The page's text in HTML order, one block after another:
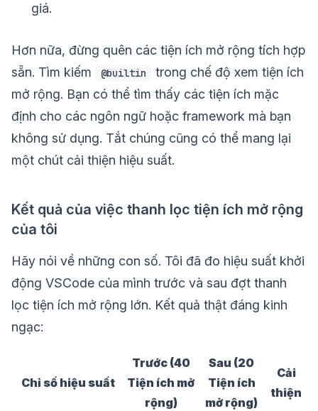
giá.
Hơn nữa, đừng quên các tiện ích mở rộng tích hợp
sẵn. Tìm kiếm
@builtin
trong chế độ xem tiện ích
mở rộng. Bạn có thể tìm thấy các tiện ích mặc
định cho các ngôn ngữ hoặc framework mà bạn
không sử dụng. Tắt chúng cũng có thể mang lại
một chút cải thiện hiệu suất.
Kết quả của việc thanh lọc tiện ích mở rộng
của tôi
Hãy nói về những con số. Tôi đã đo hiệu suất khởi
động VSCode của mình trước và sau đợt thanh
lọc tiện ích mở rộng lớn. Kết quả thật đáng kinh
ngạc:
Chỉ số hiệu suất
Trước (40
Tiện ích mở
rộng)
Sau (20
Tiện ích
mở rộng)
Cải
thiện